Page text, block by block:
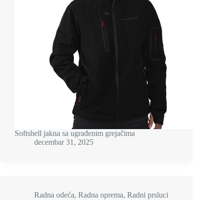
Softshell jakna sa ugrađenim grejačima
decembar 31, 2025
Radna odeća, Radna oprema, Radni prsluci